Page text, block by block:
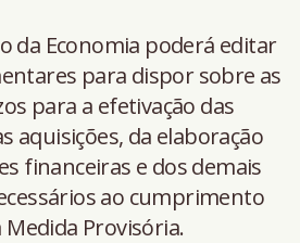
da Economia poderá editar
para dispor sobre as
para a efetivação das
aquisições, da elaboração
financeiras e dos demais
ao cumprimento
Provisória.